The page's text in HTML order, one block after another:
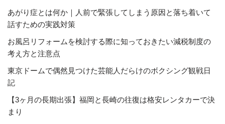
あがり症とは何か｜人前で緊張してしまう原因と落ち着いて
話すための実践対策
お風呂リフォームを検討する際に知っておきたい減税制度の
考え方と注意点
東京ドームで偶然見つけた芸能人だらけのボクシング観戦日
記
【3ヶ月の長期出張】福岡と長崎の往復は格安レンタカーで決
まり